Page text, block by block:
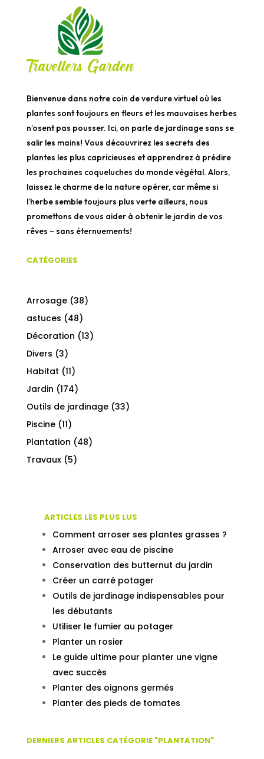
Bienvenue dans notre coin de verdure virtuel où les
plantes sont toujours en fleurs et les mauvaises herbes
n’osent pas pousser. Ici, on parle de jardinage sans se
salir les mains! Vous découvrirez les secrets des
plantes les plus capricieuses et apprendrez à prédire
les prochaines coqueluches du monde végétal. Alors,
laissez le charme de la nature opérer, car même si
l’herbe semble toujours plus verte ailleurs, nous
promettons de vous aider à obtenir le jardin de vos
rêves – sans éternuements!
CATÉGORIES
Arrosage(38)
astuces (48)
Décoration (13)
Divers (3)
Habitat (11)
Jardin (174)
Outils de jardinage(33)
Piscine(11)
Plantation (48)
Travaux(5)
ARTICLES LES PLUS LUS
Comment arroser ses plantes grasses ?
Arroser avec eau de piscine
Conservation des butternut du jardin
Créer un carré potager
Outils de jardinage indispensables pour
les débutants
Utiliser le fumier au potager
Planter un rosier
Le guide ultime pour planter une vigne
avec succès
Planter des oignons germés
Planter des pieds de tomates
DERNIERS ARTICLES CATÉGORIE "PLANTATION"